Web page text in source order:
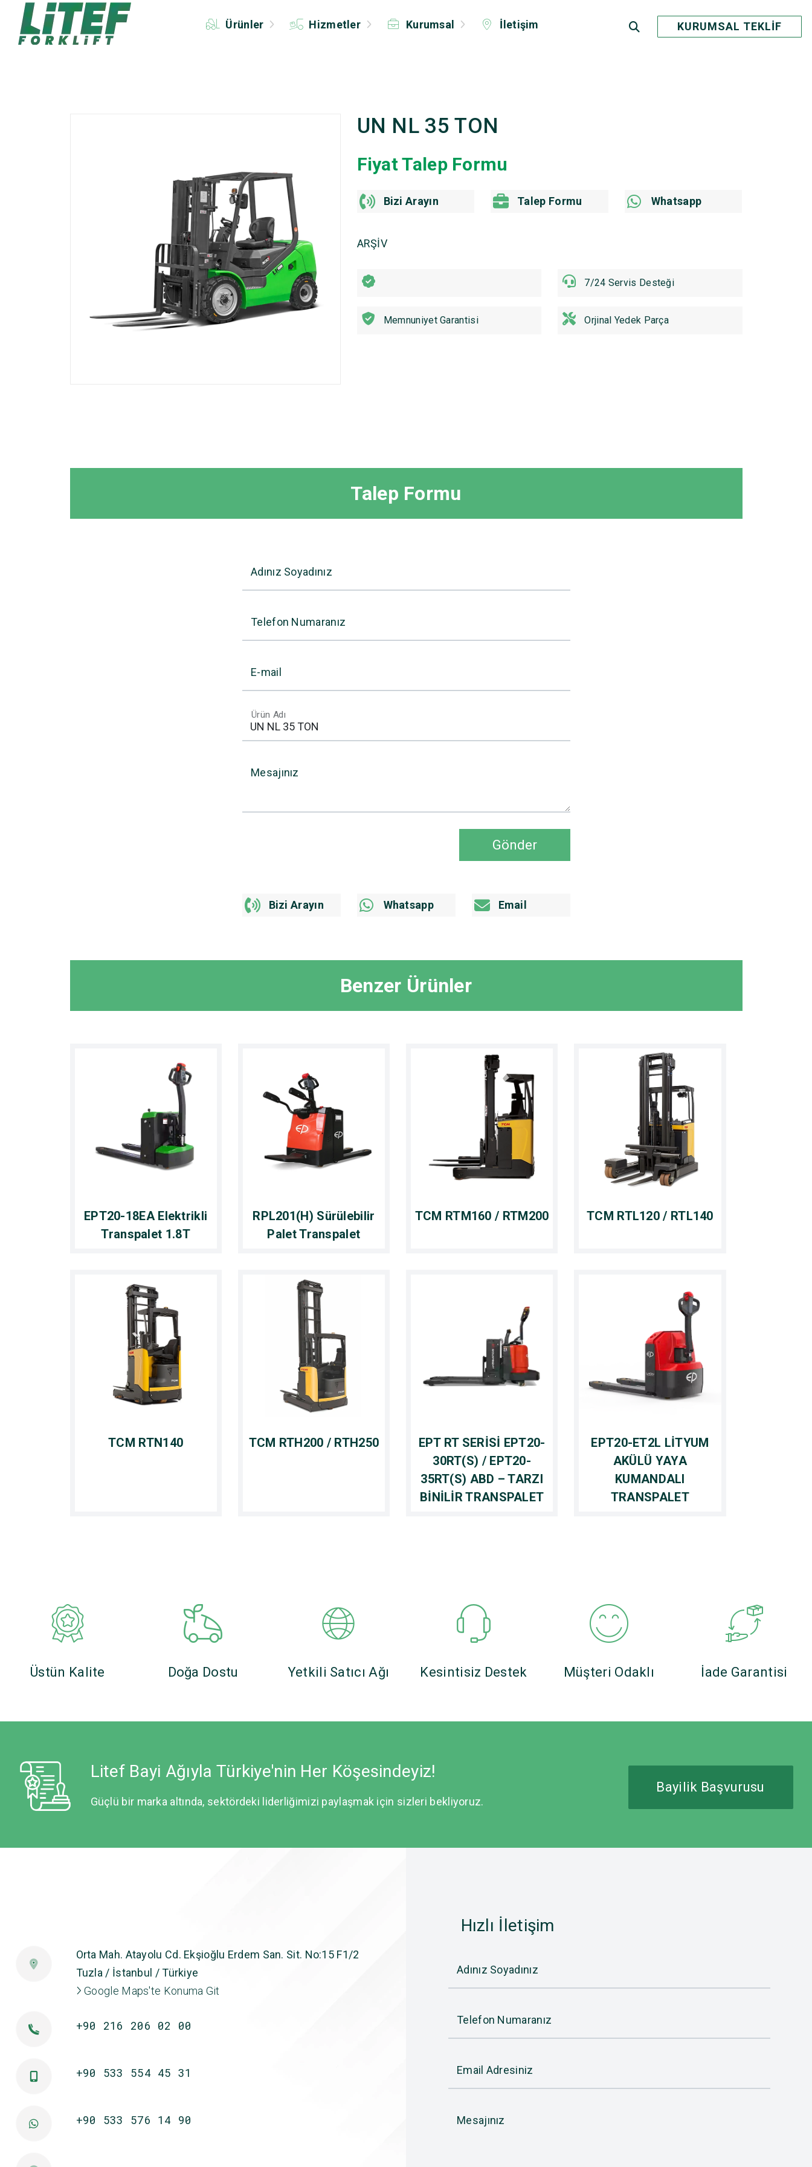
Ürünler Hizmetler Kurumsal İletişim KURUMSAL TEKLİF
UN NL 35 TON
Fiyat Talep Formu
Bizi Arayın Talep Formu Whatsapp
ARŞİV
7/24 Servis Desteği
Memnuniyet Garantisi Orjinal Yedek Parça
Talep Formu
Adınız Soyadınız
Telefon Numaranız
E-mail
Ürün Adı
Mesajınız
Gönder
Bizi Arayın Whatsapp Email
Benzer Ürünler
EPT20-18EA Elektrikli
Transpalet 1.8T
RPL201(H) Sürülebilir
Palet Transpalet
TCM RTM160 / RTM200 TCM RTL120 / RTL140
TCM RTN140 TCM RTH200 / RTH250
EPT RT SERİSİ EPT20-
30RT(S) / EPT20-
35RT(S) ABD – TARZI
BİNİLİR TRANSPALET
EPT20-ET2L LİTYUM
AKÜLÜ YAYA
KUMANDALI
TRANSPALET
Üstün Kalite Doğa Dostu Yetkili Satıcı Ağı Kesintisiz Destek Müşteri Odaklı İade Garantisi
Litef Bayi Ağıyla Türkiye'nin Her Köşesindeyiz!
Güçlü bir marka altında, sektördeki liderliğimizi paylaşmak için sizleri bekliyoruz.
Bayilik Başvurusu
Orta Mah. Atayolu Cd. Ekşioğlu Erdem San. Sit. No:15 F1/2
Tuzla / İstanbul / Türkiye
Google Maps'te Konuma Git
+90 216 206 02 00
+90 533 554 45 31
+90 533 576 14 90
Hızlı İletişim
Adınız Soyadınız
Telefon Numaranız
Email Adresiniz
Mesajınız